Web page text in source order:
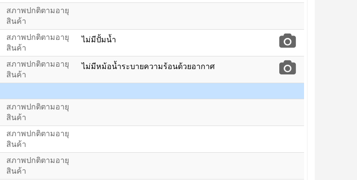
สภาพปกติตามอายุ
สินค้า
สภาพปกติตามอายุ
สินค้า
ไม่มีปั้มน้ำ
สภาพปกติตามอายุ
สินค้า
ไม่มีหม้อน้ำระบายความร้อนด้วยอากาศ
สภาพปกติตามอายุ
สินค้า
สภาพปกติตามอายุ
สินค้า
สภาพปกติตามอายุ
สินค้า